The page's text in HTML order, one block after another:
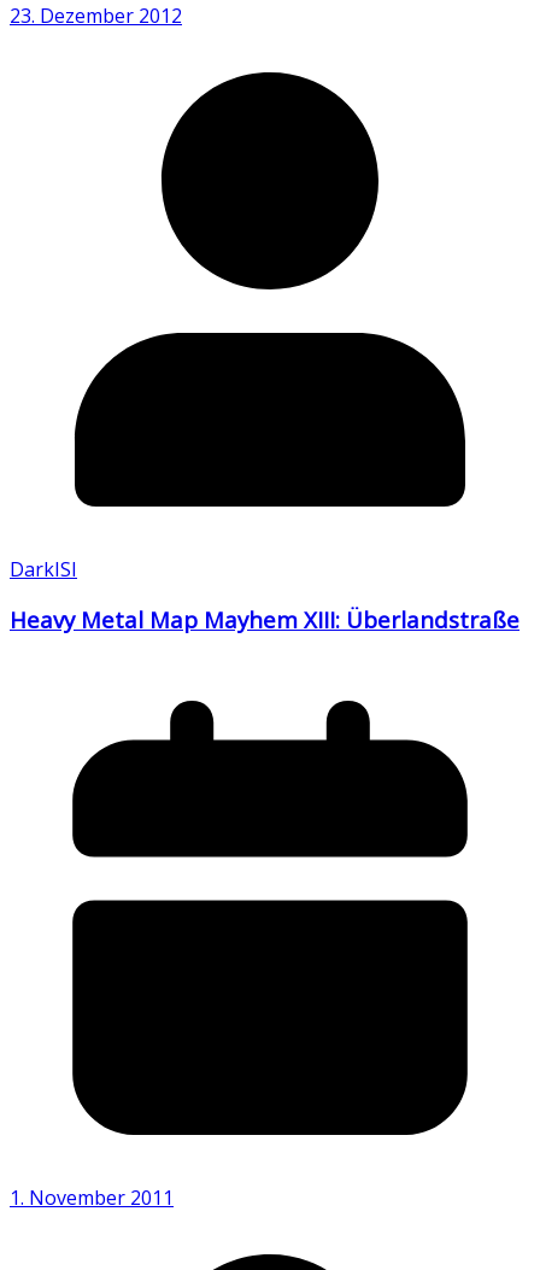
23. Dezember 2012
DarkISI
Heavy Metal Map Mayhem XIII: Überlandstraße
1. November 2011